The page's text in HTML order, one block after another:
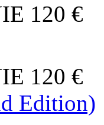
120 €
120 €
Edition)